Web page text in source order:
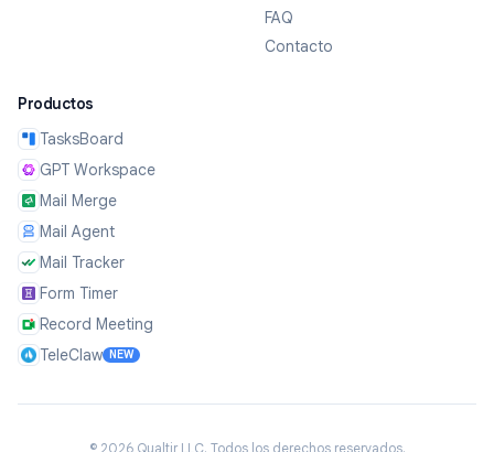
FAQ
Contacto
Productos
TasksBoard
GPT Workspace
Mail Merge
Mail Agent
Mail Tracker
Form Timer
Record Meeting
TeleClaw NEW
© 2026Qualtir LLC. Todos los derechos reservados.